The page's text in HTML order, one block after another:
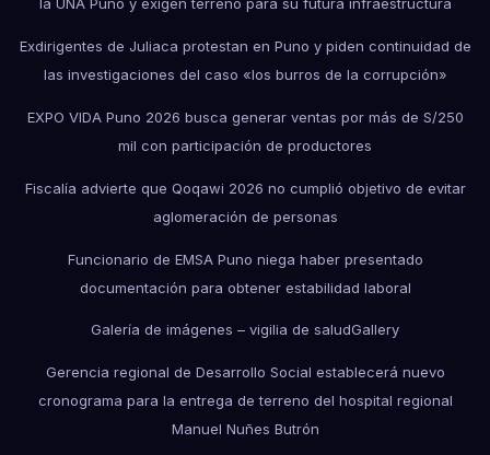
la UNA Puno y exigen terreno para su futura infraestructura
Exdirigentes de Juliaca protestan en Puno y piden continuidad de
las investigaciones del caso «los burros de la corrupción»
EXPO VIDA Puno 2026 busca generar ventas por más de S/250
mil con participación de productores
Fiscalía advierte que Qoqawi 2026 no cumplió objetivo de evitar
aglomeración de personas
Funcionario de EMSA Puno niega haber presentado
documentación para obtener estabilidad laboral
Galería de imágenes – vigilia de saludGallery
Gerencia regional de Desarrollo Social establecerá nuevo
cronograma para la entrega de terreno del hospital regional
Manuel Nuñes Butrón